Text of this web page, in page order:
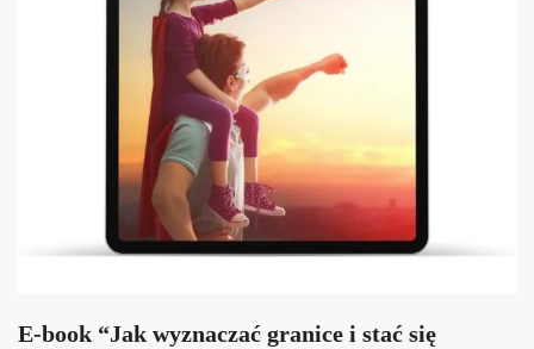
E-book “Jak wyznaczać granice i stać się